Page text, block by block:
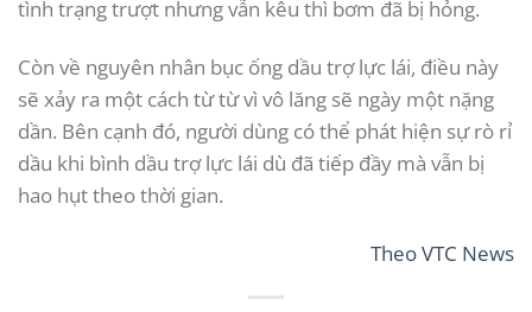
tình trạng trượt nhưng vẫn kêu thì bơm đã bị hỏng.
Còn về nguyên nhân bục ống dầu trợ lực lái, điều này
sẽ xảy ra một cách từ từ vì vô lăng sẽ ngày một nặng
dần. Bên cạnh đó, người dùng có thể phát hiện sự rò rỉ
dầu khi bình dầu trợ lực lái dù đã tiếp đầy mà vẫn bị
hao hụt theo thời gian.
TheoVTC News